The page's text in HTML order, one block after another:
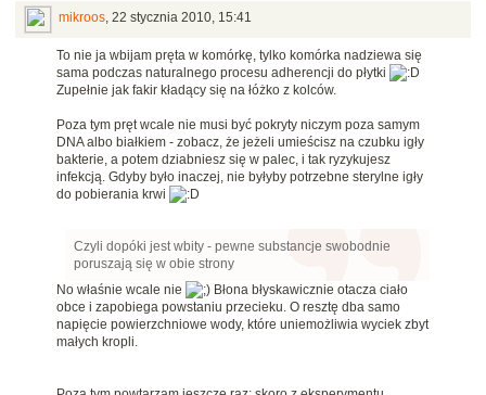
mikroos, 22 stycznia 2010, 15:41
To nie ja wbijam pręta w komórkę, tylko komórka nadziewa się
sama podczas naturalnego procesu adherencji do płytki
Zupełnie jak fakir kładący się na łóżko z kolców.
Poza tym pręt wcale nie musi być pokryty niczym poza samym
DNA albo białkiem - zobacz, że jeżeli umieścisz na czubku igły
bakterie, a potem dziabniesz się w palec, i tak ryzykujesz
infekcją. Gdyby było inaczej, nie byłyby potrzebne sterylne igły
do pobierania krwi
Czyli dopóki jest wbity - pewne substancje swobodnie
poruszają się w obie strony
No właśnie wcale nie
Błona błyskawicznie otacza ciało
obce i zapobiega powstaniu przecieku. O resztę dba samo
napięcie powierzchniowe wody, które uniemożliwia wyciek zbyt
małych kropli.